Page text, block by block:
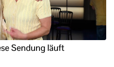
Sendung läuft